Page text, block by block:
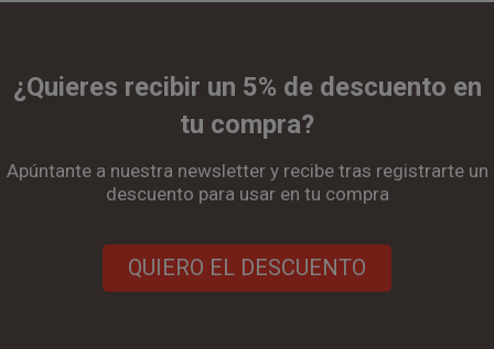
¿Quieres recibir un 5% de descuento en
tu compra?
Apúntante a nuestra newsletter y recibe tras registrarte un
descuento para usar en tu compra
QUIERO EL DESCUENTO